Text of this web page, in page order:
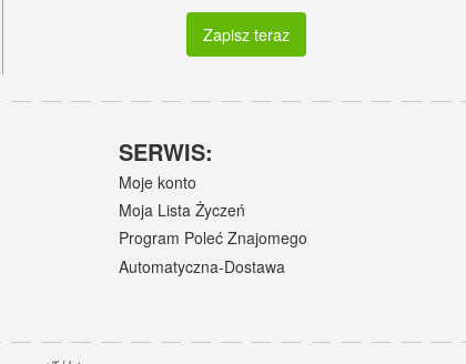
Zapisz teraz
SERWIS:
Moje konto
Moja Lista Życzeń
Program Poleć Znajomego
Automatyczna-Dostawa